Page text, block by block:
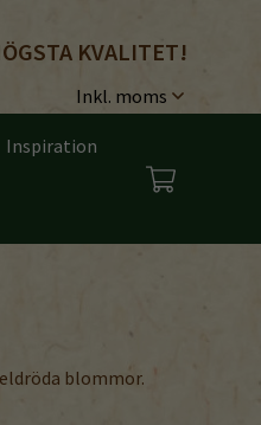
KVALITET!
Inspiration
blommor.